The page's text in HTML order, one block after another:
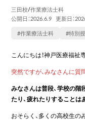
三田校/作業療法士科
公開日：2026.6.9 更新日：
#作業療法士科
#特別
こんにちは！神戸医療福
突然ですが、みなさんに質
みなさんは普段、学校の
たり、疲れたりすることは
おそらく、多くの高校生